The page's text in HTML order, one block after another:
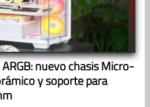
nuevo chasis Micro-
y soporte para